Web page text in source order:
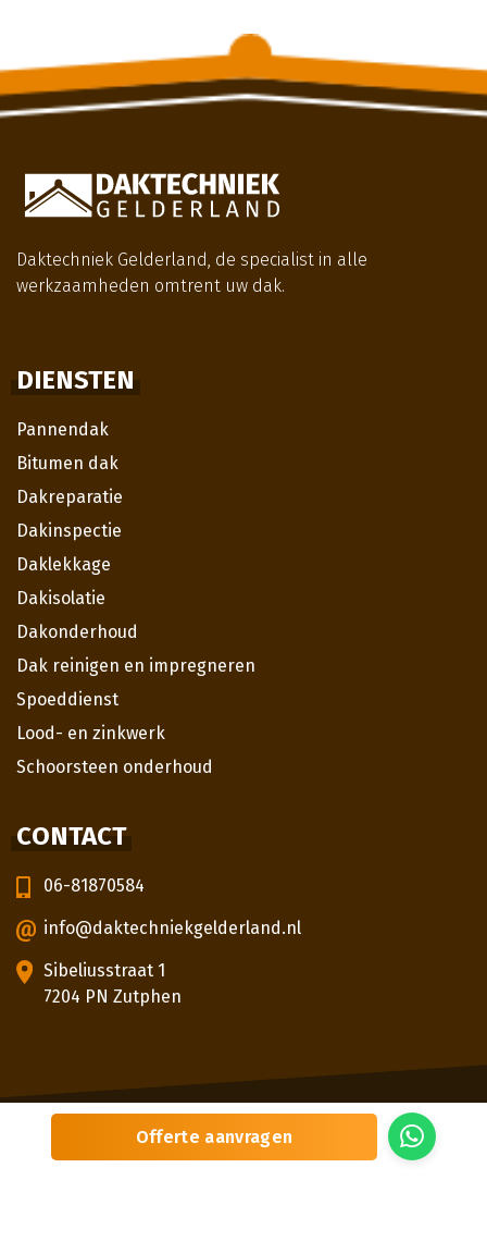
Offerte aanvragen
Daktechniek Gelderland, de specialist in alle
werkzaamheden omtrent uw dak.
DIENSTEN
Pannendak
Bitumen dak
Dakreparatie
Dakinspectie
Daklekkage
Dakisolatie
Dakonderhoud
Dak reinigen en impregneren
Spoeddienst
Lood- en zinkwerk
Schoorsteen onderhoud
CONTACT
06-81870584
info@daktechniekgelderland.nl
Sibeliusstraat 1
7204 PN Zutphen
© 2026